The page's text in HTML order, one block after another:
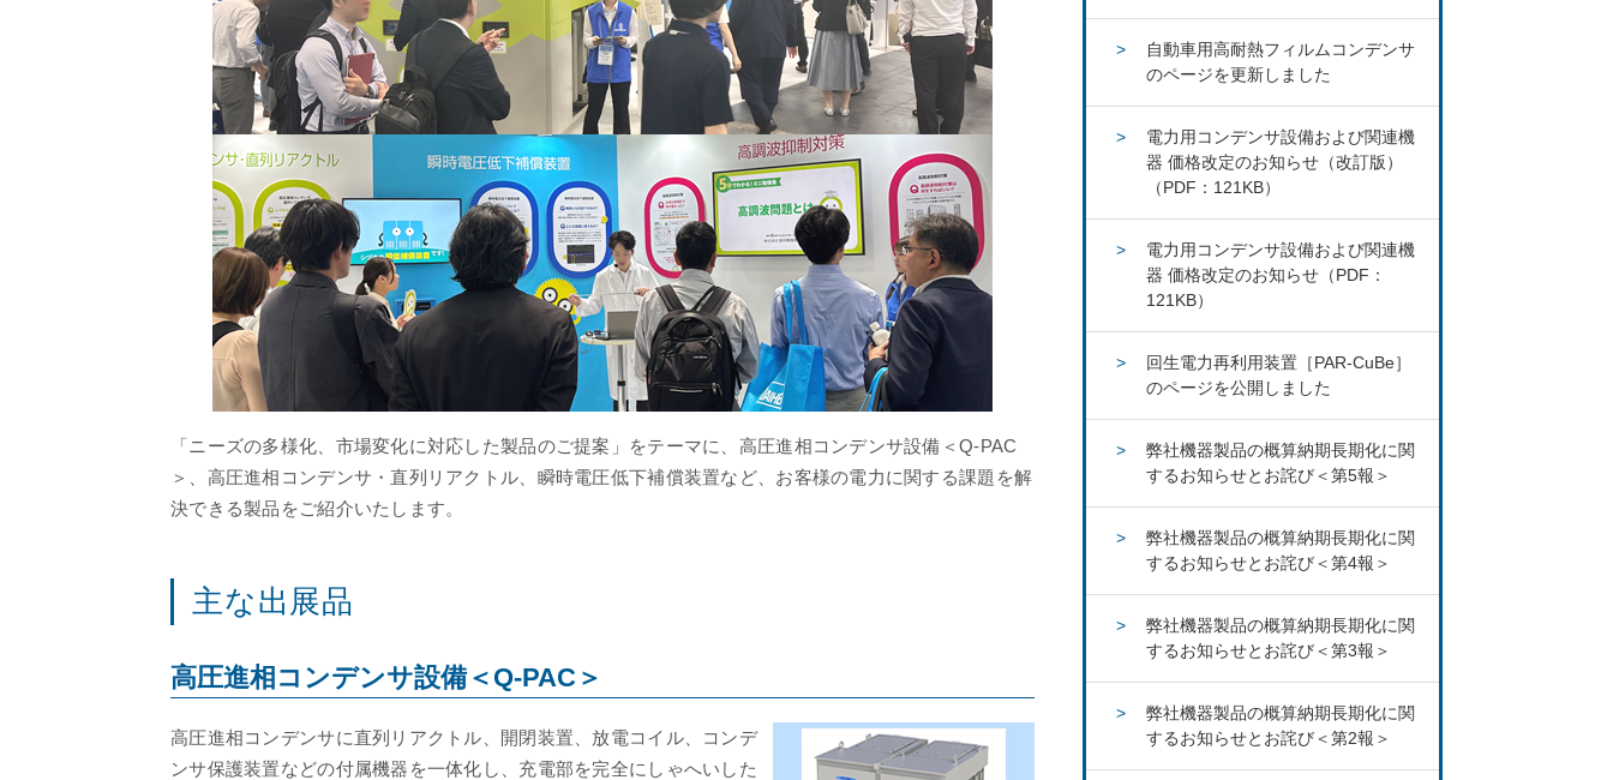
「ニーズの多様化、市場変化に対応した製品のご提案」をテーマに、高圧進相コンデンサ設備＜Q-PAC
＞、高圧進相コンデンサ・直列リアクトル、瞬時電圧低下補償装置など、お客様の電力に関する課題を解
決できる製品をご紹介いたします。
主な出展品
高圧進相コンデンサ設備＜Q-PAC＞
高圧進相コンデンサに直列リアクトル、開閉装置、放電コイル、コンデ
ンサ保護装置などの付属機器を一体化し、充電部を完全にしゃへいした
自動車用高耐熱フィルムコンデンサ
のページを更新しました
電力用コンデンサ設備および関連機
器 価格改定のお知らせ（改訂版）
（PDF：121KB）
電力用コンデンサ設備および関連機
器 価格改定のお知らせ（PDF：
121KB）
回生電力再利用装置［PAR-CuBe］
のページを公開しました
弊社機器製品の概算納期長期化に関
するお知らせとお詫び＜第5報＞
弊社機器製品の概算納期長期化に関
するお知らせとお詫び＜第4報＞
弊社機器製品の概算納期長期化に関
するお知らせとお詫び＜第3報＞
弊社機器製品の概算納期長期化に関
するお知らせとお詫び＜第2報＞